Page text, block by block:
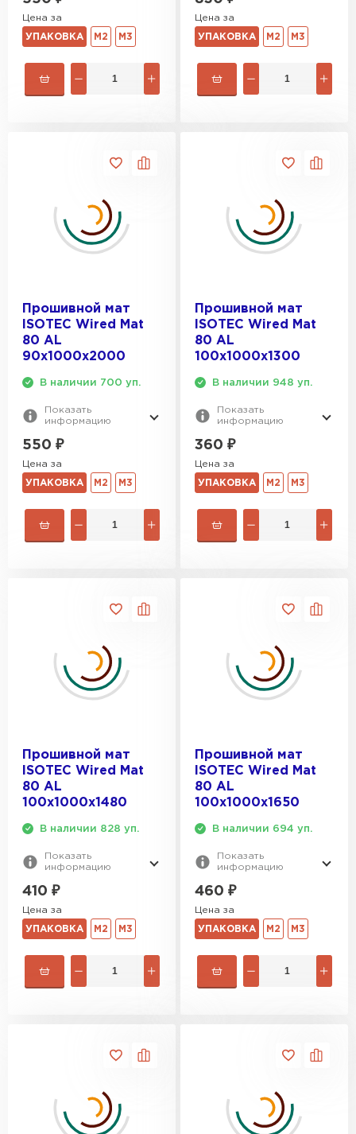
Цена за
УПАКОВКА М2 М3
Цена за
УПАКОВКА М2 М3
Прошивной мат
ISOTEC Wired Mat
80 AL
90х1000х2000
В наличии 700 уп.
Показать
информацию
550 ₽
Цена за
УПАКОВКА М2 М3
Прошивной мат
ISOTEC Wired Mat
80 AL
100х1000х1300
В наличии 948 уп.
Показать
информацию
360 ₽
Цена за
УПАКОВКА М2 М3
Прошивной мат
ISOTEC Wired Mat
80 AL
100х1000х1480
В наличии 828 уп.
Показать
информацию
410 ₽
Цена за
УПАКОВКА М2 М3
Прошивной мат
ISOTEC Wired Mat
80 AL
100х1000х1650
В наличии 694 уп.
Показать
информацию
460 ₽
Цена за
УПАКОВКА М2 М3
Утеплитель Rockwool
ПЕРЕЙТИ
ПЕРЕЙТИ
Утеплитель Ursa
ПЕРЕЙТИ
Утеплитель Baswool
Утеплитель Izolife